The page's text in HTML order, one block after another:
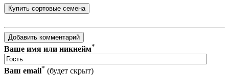
Ваше имя или никнейм*
Ваш email* (будет скрыт)